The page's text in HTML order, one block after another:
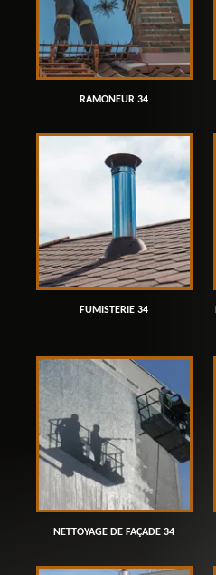
RAMONEUR 34
FUMISTERIE 34
NETTOYAGE DE FAÇADE 34